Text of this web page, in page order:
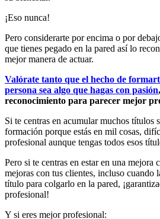
¡Eso nunca!
Pero considerarte por encima o por
que tienes pegado en la pared así lo
mejor manera de actuar.
Valórate tanto que el hecho de
persona sea algo que hagas con pasión
reconocimiento para parecer mejor
Si te centras en acumular muchos títulos
formación porque estás en mil cosas,
profesional aunque tengas todos esos
Pero si te centras en estar en una mejora
mejoras con tus clientes, incluso cuando
título para colgarlo en la pared,
profesional!
Y si eres mejor profesional: